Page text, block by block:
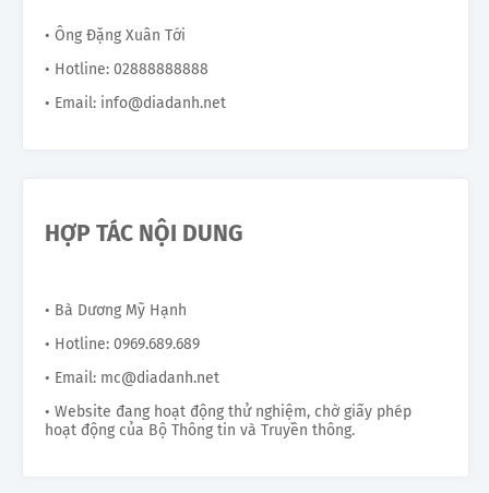
• Ông Đặng Xuân Tới
• Hotline: 02888888888
• Email: info@diadanh.net
HỢP TÁC NỘI DUNG
• Bà Dương Mỹ Hạnh
• Hotline: 0969.689.689
• Email: mc@diadanh.net
• Website đang hoạt động thử nghiệm, chờ giấy phép
hoạt động của Bộ Thông tin và Truyền thông.